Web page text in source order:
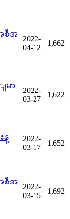
စီအ
2022-
04-12
1,662
မာ
2022-
03-27
1,622
န္
2022-
03-17
1,652
စီအ
2022-
03-15
1,692